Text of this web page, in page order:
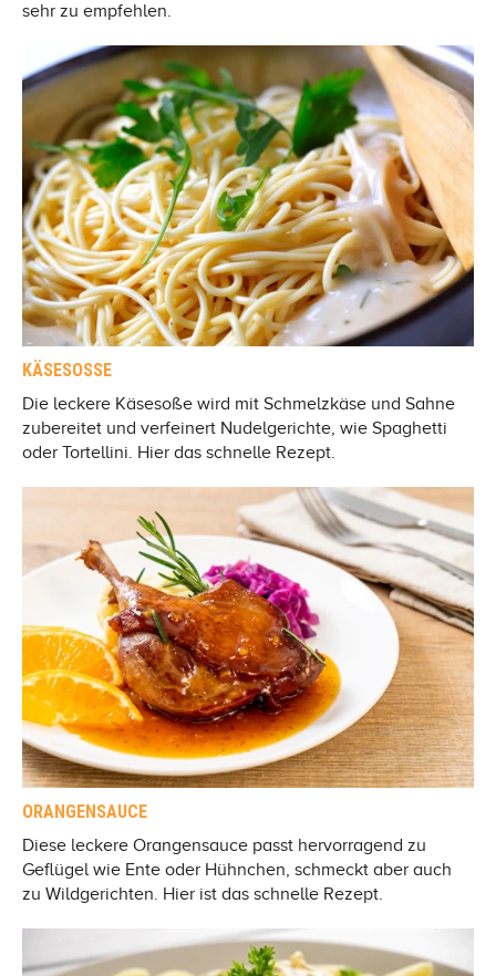
sehr zu empfehlen.
KÄSESOSSE
Die leckere Käsesoße wird mit Schmelzkäse und Sahne
zubereitet und verfeinert Nudelgerichte, wie Spaghetti
oder Tortellini. Hier das schnelle Rezept.
ORANGENSAUCE
Diese leckere Orangensauce passt hervorragend zu
Geflügel wie Ente oder Hühnchen, schmeckt aber auch
zu Wildgerichten. Hier ist das schnelle Rezept.